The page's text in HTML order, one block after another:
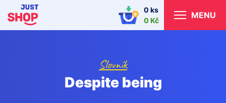
0 ks
0 Kč
MENU
Slovník
Despite being